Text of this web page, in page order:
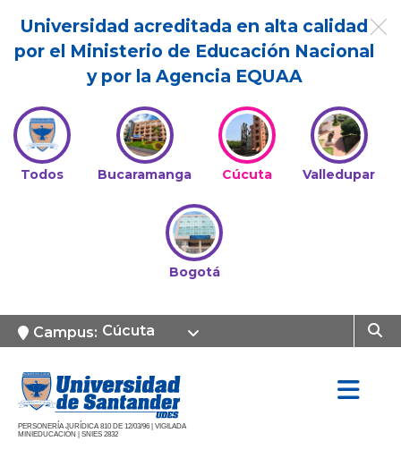
Universidad acreditada en alta calidad
por el Ministerio de Educación Nacional
y por la Agencia EQUAA
Todos Bucaramanga Cúcuta Valledupar
Bogotá
Campus: Cúcuta
PERSONERÍA JURÍDICA 810 DE 12/03/96 | VIGILADA
MINIEDUCACIÓN | SNIES 2832